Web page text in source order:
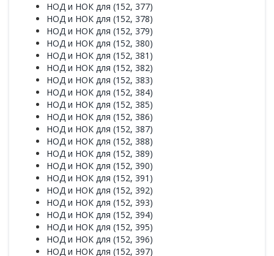
НОД и НОК для (152, 377)
НОД и НОК для (152, 378)
НОД и НОК для (152, 379)
НОД и НОК для (152, 380)
НОД и НОК для (152, 381)
НОД и НОК для (152, 382)
НОД и НОК для (152, 383)
НОД и НОК для (152, 384)
НОД и НОК для (152, 385)
НОД и НОК для (152, 386)
НОД и НОК для (152, 387)
НОД и НОК для (152, 388)
НОД и НОК для (152, 389)
НОД и НОК для (152, 390)
НОД и НОК для (152, 391)
НОД и НОК для (152, 392)
НОД и НОК для (152, 393)
НОД и НОК для (152, 394)
НОД и НОК для (152, 395)
НОД и НОК для (152, 396)
НОД и НОК для (152, 397)